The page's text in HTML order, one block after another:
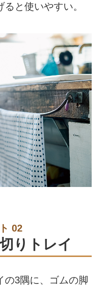
と使いやすい。
02
りトレイ
の3隅に、ゴムの脚